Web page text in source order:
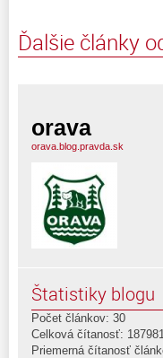
Ďalšie články
orava
orava.blog.pravda.sk
Štatistiky blogu
Počet článkov: 30
Celková čítanosť:
Priemerná čítanosť